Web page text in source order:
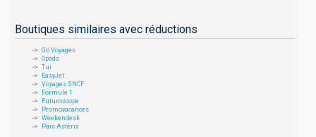
Boutiques similaires avec réductions
Go Voyages
Opodo
Tui
EasyJet
Voyages SNCF
Formule 1
Futuroscope
Promovacances
Weekendesk
Parc Astérix